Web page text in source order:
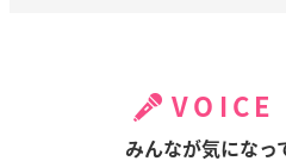
VOICE
みんなが気になっ